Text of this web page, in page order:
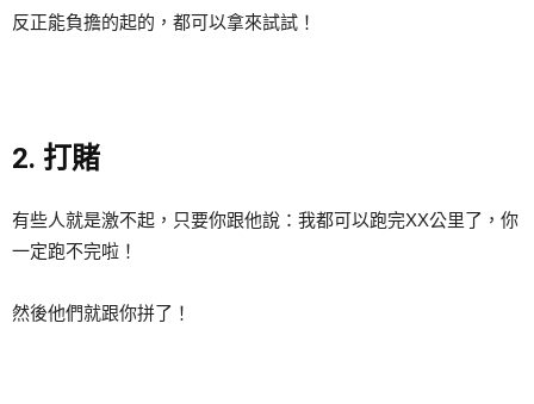
反正能負擔的起的，都可以拿來試試！
2. 打賭
有些人就是激不起，只要你跟他說：我都可以跑完XX公里了，你
一定跑不完啦！
然後他們就跟你拼了！